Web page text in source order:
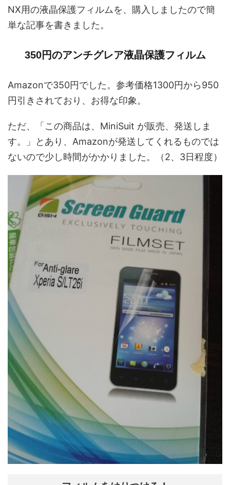
NX用の液晶保護フィルムを、購入しましたので簡
単な記事を書きました。
350円のアンチグレア液晶保護フィルム
Amazonで350円でした。参考価格1300円から950
円引きされており、お得な印象。
ただ、「この商品は、MiniSuit が販売、発送しま
す。」とあり、Amazonが発送してくれるものでは
ないので少し時間がかかりました。（2、3日程度）